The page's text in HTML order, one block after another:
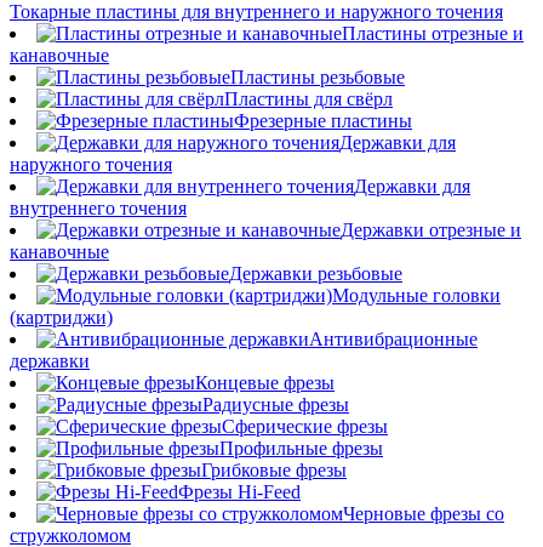
Токарные пластины для внутреннего и наружного точения
Пластины отрезные и
канавочные
Пластины резьбовые
Пластины для свёрл
Фрезерные пластины
Державки для
наружного точения
Державки для
внутреннего точения
Державки отрезные и
канавочные
Державки резьбовые
Модульные головки
(картриджи)
Антивибрационные
державки
Концевые фрезы
Радиусные фрезы
Сферические фрезы
Профильные фрезы
Грибковые фрезы
Фрезы Hi-Feed
Черновые фрезы со
стружколомом